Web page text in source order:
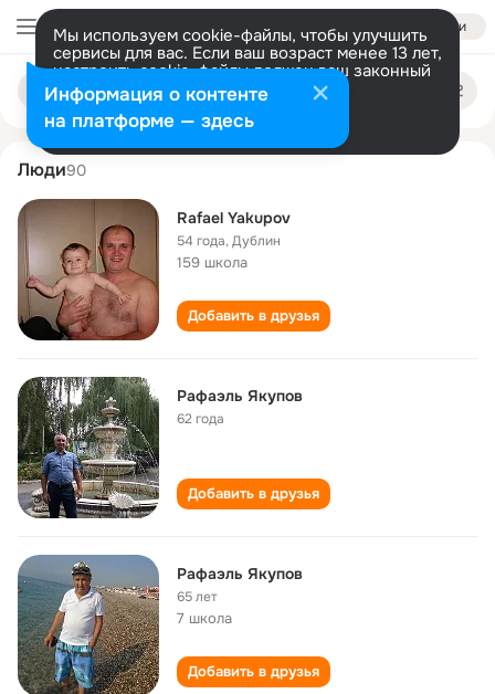
Войти
Мы используем cookie-файлы, чтобы улучшить
сервисы для вас. Если ваш возраст менее 13 лет,
настроить cookie-файлы должен ваш законный
представитель. Больше информации
Разрешить все Настроить
Поиск
людям
rafael yakupov
Люди90
Rafael Yakupov
54 года,Дублин
159 школа
Добавить в друзья
Рафаэль Якупов
62 года
Добавить в друзья
Рафаэль Якупов
65 лет
7 школа
Добавить в друзья
Информация о контенте
на платформе — здесь